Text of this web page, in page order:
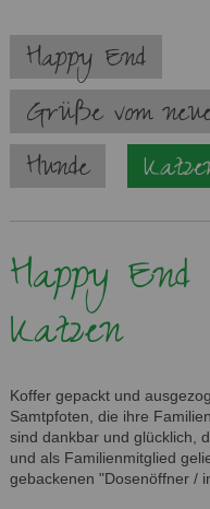
Navigation
überspringen
Happy End
Grüße vom
Hunde
Happy
Katzen
Koffer gepackt und
Samtpfoten, die ihre
sind dankbar und glücklich,
und als Familienmitglied
gebackenen "Dosenöffner /